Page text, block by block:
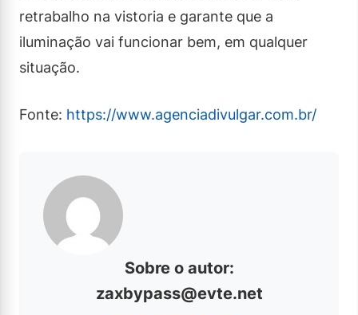
retrabalho na vistoria e garante que a
iluminação vai funcionar bem, em qualquer
situação.
Fonte: https://www.agenciadivulgar.com.br/
Sobre o autor:
zaxbypass@evte.net